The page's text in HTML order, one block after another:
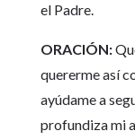
el Padre.
ORACIÓN:
quererme así
ayúdame a
profundiza mi